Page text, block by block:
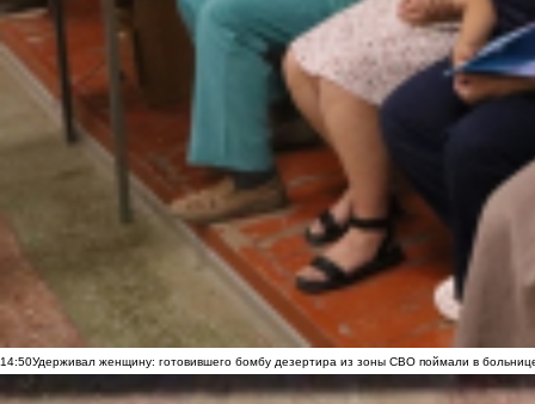
14:50Удерживал женщину: готовившего бомбу дезертира из зоны СВО поймали в